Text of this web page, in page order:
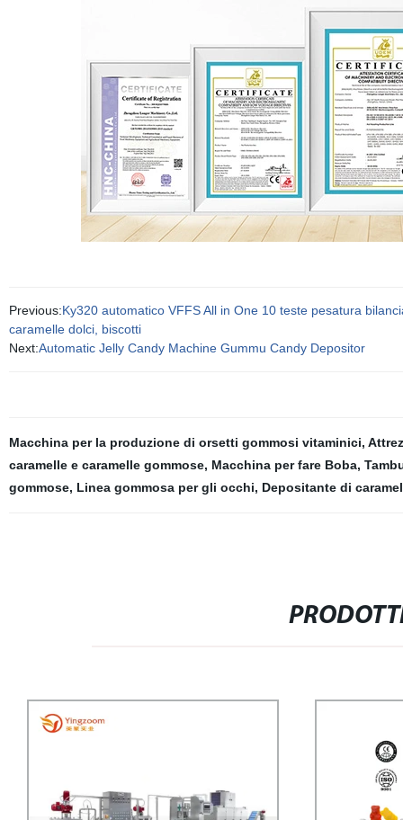
Previous:Ky320 automatico VFFS All in One 10 teste pesatura
caramelle dolci, biscotti
Next:Automatic Jelly Candy Machine Gummu Candy Depositor
Macchina per la produzione di orsetti gommosi vitaminici,
caramelle e caramelle gommose, Macchina per fare Boba,
gommose, Linea gommosa per gli occhi, Depositante di